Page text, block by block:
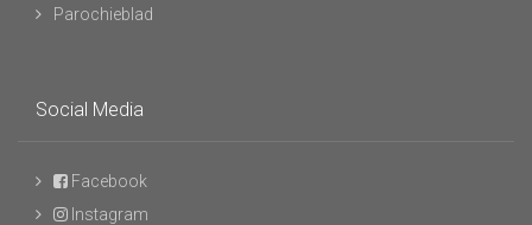
Parochieblad
Social Media
Facebook
Instagram